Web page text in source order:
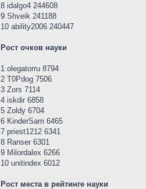
8 idalgo4 244608
9 Shveik 241188
10 ability2006 240447
Рост очков науки
1 olegatorru 8794
2 T0Pdog 7506
3 Zors 7114
4 iskdir 6858
5 Zoldy 6704
6 KinderSam 6465
7 priest1212 6341
8 Ranser 6301
9 Milordalex 6266
10 unitindex 6012
Рост места в рейтинге науки